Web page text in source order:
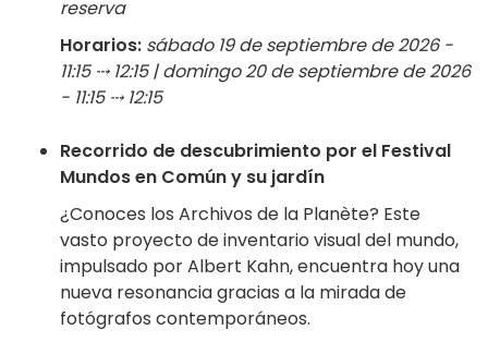
reserva
Horarios: sábado 19 de septiembre de 2026 -
11:15 ⤏ 12:15 | domingo 20 de septiembre de 2026
- 11:15 ⤏ 12:15
Recorrido de descubrimiento por el Festival
Mundos en Común y su jardín
¿Conoces los Archivos de la Planète? Este
vasto proyecto de inventario visual del mundo,
impulsado por Albert Kahn, encuentra hoy una
nueva resonancia gracias a la mirada de
fotógrafos contemporáneos.